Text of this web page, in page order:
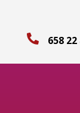
 658 22